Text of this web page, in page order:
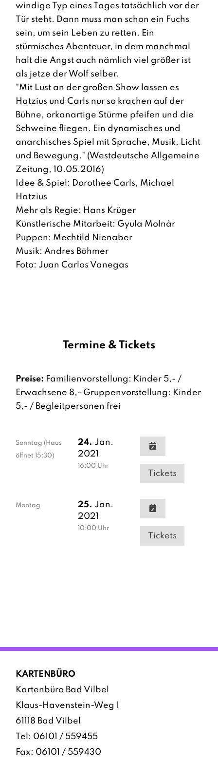
windige Typ eines Tages tatsächlich vor der
Tür steht. Dann muss man schon ein Fuchs
sein, um sein Leben zu retten. Ein
stürmisches Abenteuer, in dem manchmal
halt die Angst auch nämlich viel größer ist
als jetze der Wolf selber.
"Mit Lust an der großen Show lassen es
Hatzius und Carls nur so krachen auf der
Bühne, orkanartige Stürme pfeifen und die
Schweine fliegen. Ein dynamisches und
anarchisches Spiel mit Sprache, Musik, Licht
und Bewegung." (Westdeutsche Allgemeine
Zeitung, 10.05.2016)
Idee & Spiel: Dorothee Carls, Michael
Hatzius
Mehr als Regie: Hans Krüger
Künstlerische Mitarbeit: Gyula Molnàr
Puppen: Mechtild Nienaber
Musik: Andres Böhmer
Foto: Juan Carlos Vanegas
Termine & Tickets
Preise: Familienvorstellung: Kinder 5,- /
Erwachsene 8,- Gruppenvorstellung: Kinder
5,- / Begleitpersonen frei
Sonntag (Haus
öffnet 15:30)
24. Jan.
2021
16:00 Uhr
Tickets
Montag 25. Jan.
2021
10:00 Uhr
Tickets
KARTENBÜRO
Kartenbüro Bad Vilbel
Klaus-Havenstein-Weg 1
61118 Bad Vilbel
Tel: 06101 / 559455
Fax: 06101 / 559430